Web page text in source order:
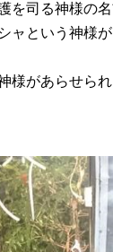
を司る神様の名
ャという神様
様があらせら